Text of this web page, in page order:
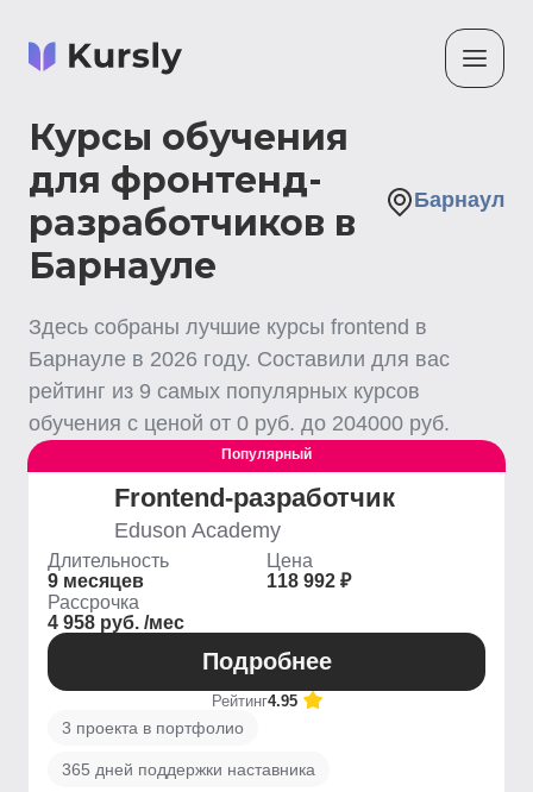
Курсы обучения
для фронтенд-
разработчиков в
Барнауле
Барнаул
Здесь собраны лучшие курсы frontend в
Барнауле в 2026 году. Составили для вас
рейтинг из 9 самых популярных курсов
обучения с ценой от 0 руб. до 204000 руб.
Популярный
Frontend-разработчик
Eduson Academy
Длительность
9 месяцев
Цена
118 992 ₽
Рассрочка
4 958 руб. /мес
Подробнее
Рейтинг4.95
3 проекта в портфолио
365 дней поддержки наставника